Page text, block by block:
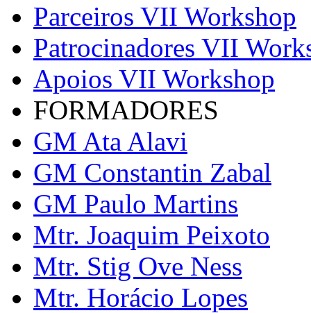
Parceiros VII Workshop
Patrocinadores VII
Apoios VII Workshop
FORMADORES
GM Ata Alavi
GM Constantin Zabal
GM Paulo Martins
Mtr. Joaquim Peixoto
Mtr. Stig Ove Ness
Mtr. Horácio Lopes